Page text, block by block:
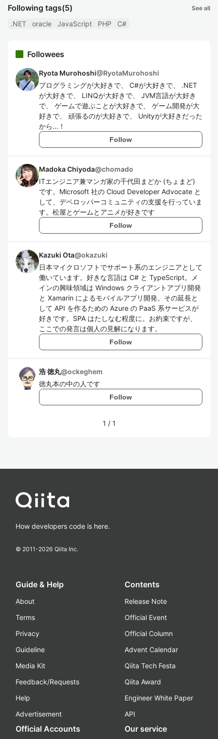
Following tags(5) See all
.NET oracle JavaScript PHP C#
Followees
Ryota Murohoshi@RyotaMurohoshi
プログラミングが大好きで、 C#が大好きで、 .NET
が大好きで、 LINQが大好きで、 JVM言語が大好き
で、 ゲームで遊ぶことが大好きで、 ゲーム開発が大
好きで、 頑張るのが大好きで、 Unityが大好きだった
から...！
Follow
Madoka Chiyoda@chomado
ITエンジニア兼マンガ家の千代田まどか (ちょまど)
です。Microsoft 社の Cloud Developer Advocate と
して、デベロッパーコミュニティの支援を行っていま
す。松屋とゲームとアニメが好きです
Follow
Kazuki Ota@okazuki
日本マイクロソフトでサポート系のエンジニアとして
働いています。好きな言語は C# と TypeScript。メ
インの興味領域は Windows クライアントアプリ開発
と Xamarin によるモバイルアプリ開発。その延長と
して API を作るための Azure の PaaS 系サービスが
好きです。SPA はたしなむ程度に。お約束ですが、
ここでの発言は個人の見解になります。
Follow
浩 徳丸@ockeghem
徳丸本の中の人です
Follow
1 / 1
How developers code is here.
© 2011-2026 Qiita Inc.
Guide & Help
About
Terms
Privacy
Guideline
Media Kit
Feedback/Requests
Help
Advertisement
Contents
Release Note
Official Event
Official Column
Advent Calendar
Qiita Tech Festa
Qiita Award
Engineer White Paper
API
Official Accounts Our service